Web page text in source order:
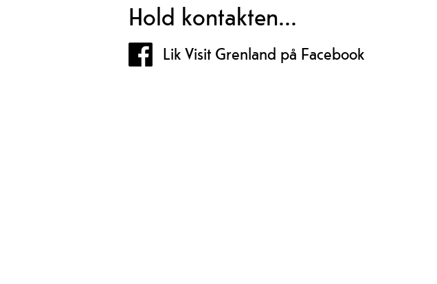
Hold kontakten...
Lik Visit Grenland på Facebook